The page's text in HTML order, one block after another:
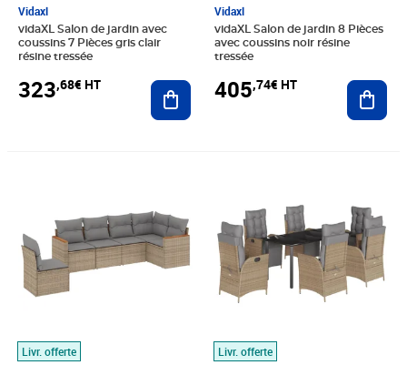
Vidaxl
vidaXL Salon de jardin avec
coussins 7 Pièces gris clair
résine tressée
323,68€ HT Ajouter au panier
Vidaxl
vidaXL Salon de jardin 8 Pièces
avec coussins noir résine
tressée
405,74€ HT
Livr. offerte
Livr. offerte